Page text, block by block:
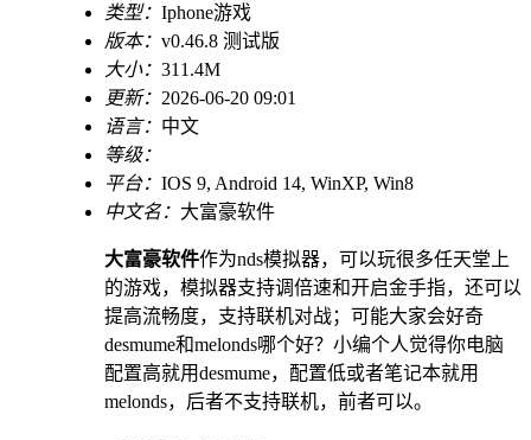
类型： Iphone游戏
版本： v0.46.8 测试版
大小： 311.4M
更新： 2026-06-20 09:01
语言： 中文
等级：
平台： IOS 9, Android 14, WinXP, Win8
中文名： 大富豪软件
大富豪软件作为nds模拟器，可以玩很多任天堂上
的游戏，模拟器支持调倍速和开启金手指，还可以
提高流畅度，支持联机对战；可能大家会好奇
desmume和melonds哪个好？小编个人觉得你电脑
配置高就用desmume，配置低或者笔记本就用
melonds，后者不支持联机，前者可以。